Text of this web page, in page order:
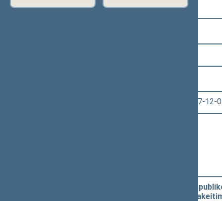
2016–2020 metų kadencija
Seimo vakarinis posėdis Nr. 129 (2017-12-
Seimo nutarimo „Dėl Lietuvos
komitetų sudėties patvirtinimo“